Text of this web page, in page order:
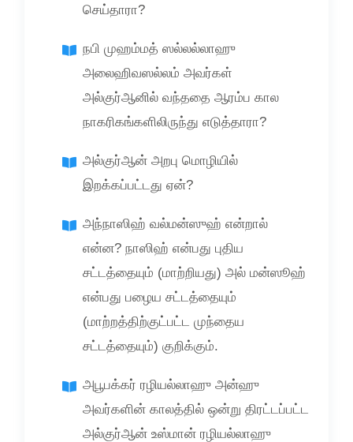
செய்தாரா?
நபி முஹம்மத் ஸல்லல்லாஹு
அலைஹிவஸல்லம் அவர்கள்
அல்குர்ஆனில் வந்ததை ஆரம்ப கால
நாகரிகங்களிலிருந்து எடுத்தாரா?
அல்குர்ஆன் அறபு மொழியில்
இறக்கப்பட்டது ஏன்?
அந்நாஸிஹ் வல்மன்ஸுஹ் என்றால்
என்ன? நாஸிஹ் என்பது புதிய
சட்டத்தையும் (மாற்றியது) அல் மன்ஸூஹ்
என்பது பழைய சட்டத்தையும்
(மாற்றத்திற்குட்பட்ட முந்தைய
சட்டத்தையும்) குறிக்கும்.
அபூபக்கர் ரழியல்லாஹு அன்ஹு
அவர்களின் காலத்தில் ஒன்று திரட்டப்பட்ட
அல்குர்ஆன் உஸ்மான் ரழியல்லாஹு